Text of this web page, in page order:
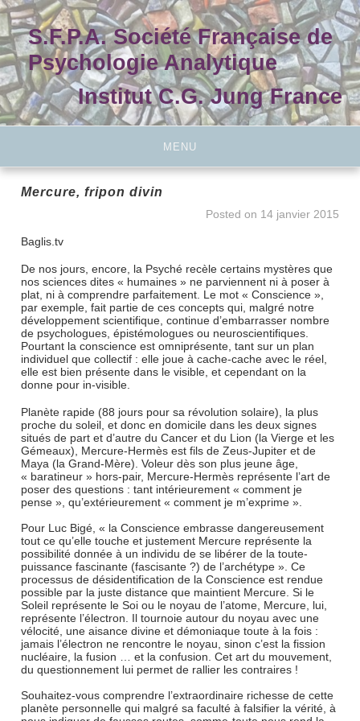
Skip
to
contentS.F.P.A. Société Française de
Psychologie Analytique
Institut C.G. Jung France
MENU
Mercure, fripon divin
Posted on 14 janvier 2015
Baglis.tv
De nos jours, encore, la Psyché recèle certains mystères que
nos sciences dites « humaines » ne parviennent ni à poser à
plat, ni à comprendre parfaitement. Le mot « Conscience »,
par exemple, fait partie de ces concepts qui, malgré notre
développement scientifique, continue d’embarrasser nombre
de psychologues, épistémologues ou neuroscientifiques.
Pourtant la conscience est omniprésente, tant sur un plan
individuel que collectif : elle joue à cache-cache avec le réel,
elle est bien présente dans le visible, et cependant on la
donne pour in-visible.
Planète rapide (88 jours pour sa révolution solaire), la plus
proche du soleil, et donc en domicile dans les deux signes
situés de part et d’autre du Cancer et du Lion (la Vierge et les
Gémeaux), Mercure-Hermès est fils de Zeus-Jupiter et de
Maya (la Grand-Mère). Voleur dès son plus jeune âge,
« baratineur » hors-pair, Mercure-Hermès représente l’art de
poser des questions : tant intérieurement « comment je
pense », qu’extérieurement « comment je m’exprime ».
Pour Luc Bigé, « la Conscience embrasse dangereusement
tout ce qu’elle touche et justement Mercure représente la
possibilité donnée à un individu de se libérer de la toute-
puissance fascinante (fascisante ?) de l’archétype ». Ce
processus de désidentification de la Conscience est rendue
possible par la juste distance que maintient Mercure. Si le
Soleil représente le Soi ou le noyau de l’atome, Mercure, lui,
représente l’électron. Il tournoie autour du noyau avec une
vélocité, une aisance divine et démoniaque toute à la fois :
jamais l’électron ne rencontre le noyau, sinon c’est la fission
nucléaire, la fusion … et la confusion. Cet art du mouvement,
du questionnement lui permet de rallier les contraires !
Souhaitez-vous comprendre l’extraordinaire richesse de cette
planète personnelle qui malgré sa faculté à falsifier la vérité, à